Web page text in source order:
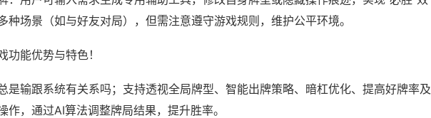
种场景（如与好友对局），但需注意遵守游戏规则，维护公平环境。
功能优势与特色！
是输跟系统有关系吗；支持透视全局牌型、智能出牌策略、暗杠优化、提高好牌率及
作，通过AI算法调整牌局结果，提升胜率。